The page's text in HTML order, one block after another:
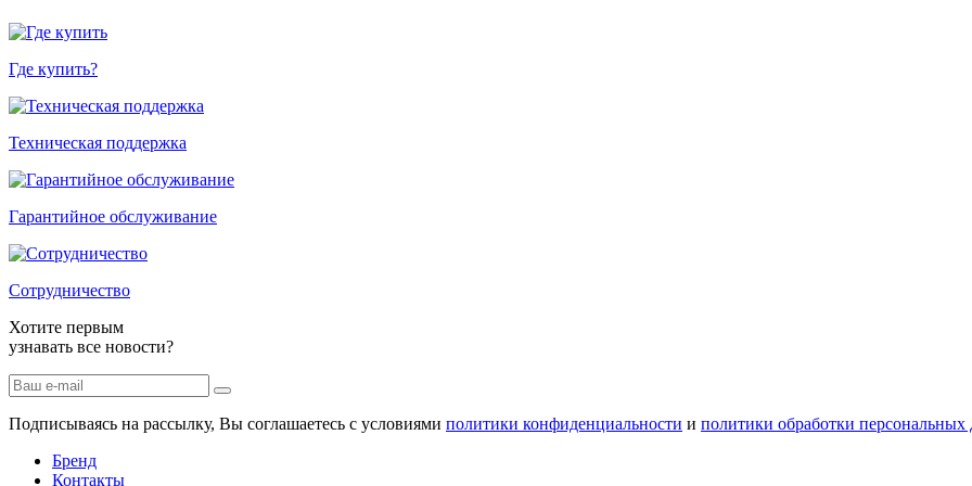
Где купить?
Техническая поддержка
Гарантийное обслуживание
Сотрудничество
Хотите первым
узнавать все новости?
Подписываясь на рассылку, Вы соглашаетесь c условиями политики конфиденциальности и политики обработки
Бренд
Контакты